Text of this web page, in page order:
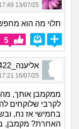
13/07/25 17:49
תלוי מה הוא
5
אליענה_6422, בת 30, אורחת
16/07/25 17:21
ממקמבן אותך, מה
לקרבי שלוקחים
בחמישי אז נח,
האחרת? מקמבן,